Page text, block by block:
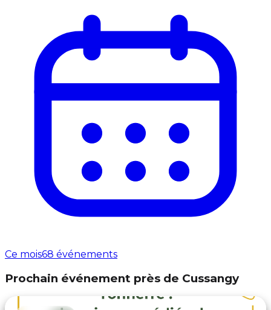
Ce mois68 événements
Prochain événement près de Cussangy